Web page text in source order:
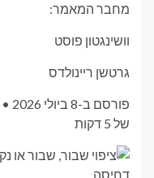
מחבר המאמר:
וושינגטון פוסט
גרטשן ריינולדס
פורסם ב-8 ביולי 2026 •
של 5 דקות